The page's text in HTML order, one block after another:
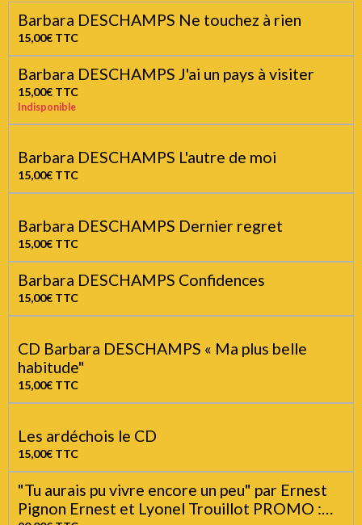
TOP VENTES en boutique sur ce site :
Barbara DESCHAMPS Ne touchez à rien
15,00€ TTC
15,00€
Indisponible
Barbara DESCHAMPS L'autre de moi
15,00€TTC
Barbara DESCHAMPS Dernier regret
15,00€ TTC
Barbara DESCHAMPS Confidences
15,00€TTC
CD Barbara DESCHAMPS « Ma plus belle
habitude"
15,00€TTC
Les ardéchois le CD
15,00€TTC